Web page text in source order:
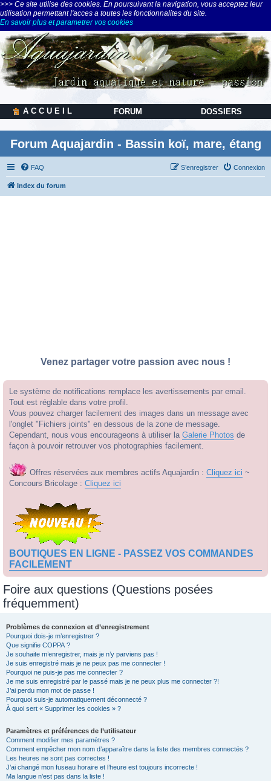
>>> Ce site utilise des cookies. En poursuivant la navigation, vous acceptez leur
utilisation permettant l'acces a toutes les fonctionnalites du site.
En savoir plus et parametrer vos cookies
A C C U E I L FORUM DOSSIERS
Forum Aquajardin - Bassin koï, mare, étang
FAQ Connexion
S’enregistrer
Index du forum
Venez partager votre passion avec nous !
Le système de notifications remplace les avertissements par email.
Tout est réglable dans votre profil.
Vous pouvez charger facilement des images dans un message avec
l'onglet "Fichiers joints" en dessous de la zone de message.
Cependant, nous vous encourageons à utiliser la Galerie Photos de
façon à pouvoir retrouver vos photographies facilement.
Offres réservées aux membres actifs Aquajardin : Cliquez ici ~
Concours Bricolage : Cliquez ici
BOUTIQUES EN LIGNE - PASSEZ VOS COMMANDES
FACILEMENT
Foire aux questions (Questions posées
fréquemment)
Problèmes de connexion et d’enregistrement
Pourquoi dois-je m’enregistrer ?
Que signifie COPPA ?
Je souhaite m’enregistrer, mais je n’y parviens pas !
Je suis enregistré mais je ne peux pas me connecter !
Pourquoi ne puis-je pas me connecter ?
Je me suis enregistré par le passé mais je ne peux plus me connecter ?!
J’ai perdu mon mot de passe !
Pourquoi suis-je automatiquement déconnecté ?
À quoi sert « Supprimer les cookies » ?
Paramètres et préférences de l’utilisateur
Comment modifier mes paramètres ?
Comment empêcher mon nom d’apparaître dans la liste des membres connectés ?
Les heures ne sont pas correctes !
J’ai changé mon fuseau horaire et l’heure est toujours incorrecte !
Ma langue n’est pas dans la liste !